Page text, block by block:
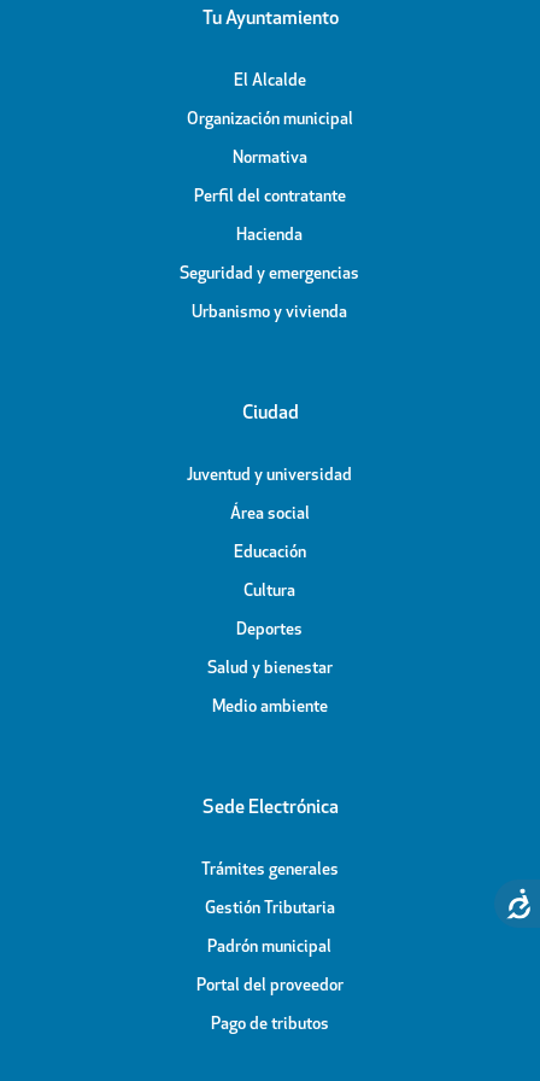
Tu Ayuntamiento
El Alcalde
Organización municipal
Normativa
Perfil del contratante
Hacienda
Seguridad y emergencias
Urbanismo y vivienda
Ciudad
Juventud y universidad
Área social
Educación
Cultura
Deportes
Salud y bienestar
Medio ambiente
Sede Electrónica
Trámites generales
Gestión Tributaria
Padrón municipal
Portal del proveedor
Pago de tributos